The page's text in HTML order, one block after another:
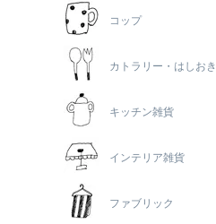
コップ
カトラリー・はしおき
キッチン雑貨
インテリア雑貨
ファブリック